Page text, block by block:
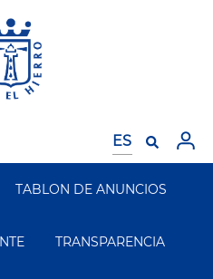
TABLON DE ANUNCIOS
TRANSPARENCIA